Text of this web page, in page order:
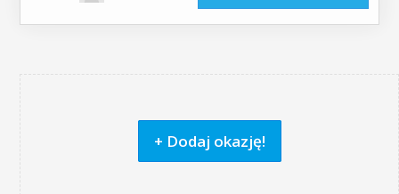
+ Dodaj okazję!